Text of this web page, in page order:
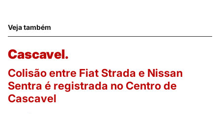
Veja também
Cascavel.
Colisão entre Fiat Strada e Nissan
Sentra é registrada no Centro de
Cascavel